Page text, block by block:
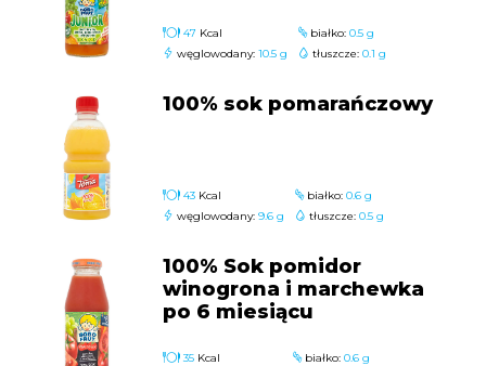
47 Kcal
węglowodany: 10.5 g
białko: 0.5 g
tłuszcze: 0.1 g
100% sok pomarańczowy
43 Kcal
węglowodany: 9.6 g
białko: 0.6 g
tłuszcze: 0.5 g
100% Sok pomidor
winogrona i marchewka
po 6 miesiącu
35 Kcal
białko: 0.6 g